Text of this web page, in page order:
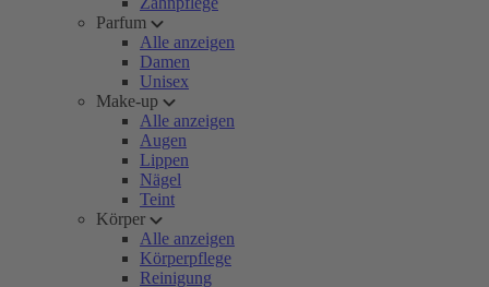
Parfum
Alle anzeigen
Damen
Unisex
Make-up
Alle anzeigen
Augen
Lippen
Nägel
Teint
Körper
Alle anzeigen
Körperpflege
Reinigung